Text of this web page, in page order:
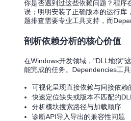
你是否遇到过这些依赖问题？程序
误；明明安装了正确版本的运行库
题排查需要专业工具支持，而
剖析依赖分析的核心价值
在Windows开发领域，"DLL地狱"
能完成的任务。Dependencies工
可视化呈现直接依赖与间接依赖
快速定位缺失或版本不匹配的
分析模块搜索路径与加载顺序
诊断API导入导出的兼容性问题